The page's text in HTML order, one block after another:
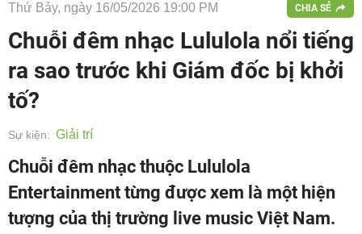
Thứ Bảy, ngày 16/05/2026 19:00 PM CHIA SẺ
Chuỗi đêm nhạc Lululola nổi tiếng
ra sao trước khi Giám đốc bị khởi
tố?
Sự kiện: Giải trí
Chuỗi đêm nhạc thuộc Lululola
Entertainment từng được xem là một hiện
tượng của thị trường live music Việt Nam.